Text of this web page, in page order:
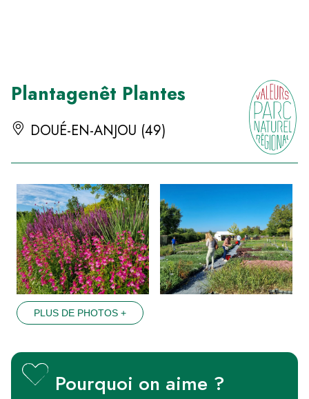
Plantagenêt Plantes
DOUÉ-EN-ANJOU (49)
PLUS DE PHOTOS +
Pourquoi on aime ?